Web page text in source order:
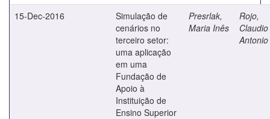
15-Dec-2016
Simulação de
cenários no
terceiro setor:
uma aplicação
em uma
Fundação de
Apoio à
Instituição de
Ensino Superior
Presrlak,
Maria Inês
Rojo,
Claudio
Antonio